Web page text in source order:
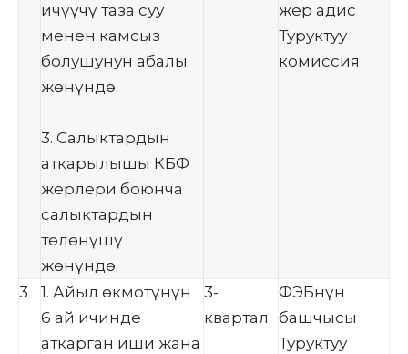
ичүүчү таза суу
менен камсыз
болушунун абалы
жөнүндө.
3. Салыктардын
аткарылышы КБФ
жерлери боюнча
салыктардын
төлөнүшү
жөнүндө.
жер адис
Туруктуу
комиссия
3
1. Айыл өкмотүнүн
6 ай ичинде
аткарган иши жана
3-
квартал
ФЭБнүн
башчысы
Туруктуу